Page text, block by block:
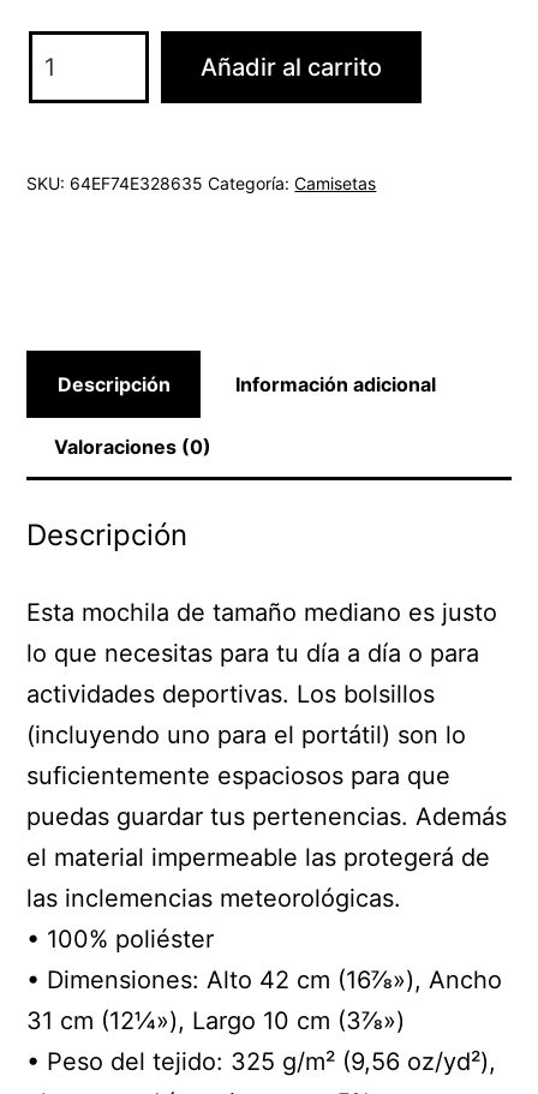
EN
cantidad
Añadir al carrito
SKU: 64EF74E328635 Categoría:Camisetas
Descripción Información adicional
Valoraciones (0)
Descripción
Esta mochila de tamaño mediano es justo
lo que necesitas para tu día a día o para
actividades deportivas. Los bolsillos
(incluyendo uno para el portátil) son lo
suficientemente espaciosos para que
puedas guardar tus pertenencias. Además
el material impermeable las protegerá de
las inclemencias meteorológicas.
• 100% poliéster
• Dimensiones: Alto 42 cm (16⅞»), Ancho
31 cm (12¼»), Largo 10 cm (3⅞»)
• Peso del tejido: 325 g/m² (9,56 oz/yd²),